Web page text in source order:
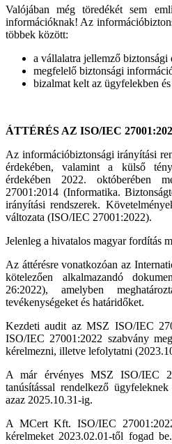
Valójában még töredékét sem
információknak! Az
többek között:
a vállalatra jellemző biztonsági
megfelelő biztonsági
bizalmat kelt az ügyfelekben
ÁTTÉRÉS AZ ISO/IEC
Az információbiztonsági irányítási
érdekében, valamint a külső
érdekében 2022. októberében
27001:2014 (Informatika.
irányítási rendszerek.
változata (ISO/IEC 27001:2022).
Jelenleg a hivatalos magyar fordítás
Az áttérésre vonatkozóan az
kötelezően alkalmazandó
26:2022), amelyben
tevékenységeket és határidőket.
Kezdeti audit az MSZ ISO/IEC
ISO/IEC 27001:2022 szabvány
kérelmezni, illetve lefolytatni
A már érvényes MSZ ISO/IEC
tanúsítással rendelkező
azaz 2025.10.31-ig.
A MCert Kft. ISO/IEC
kérelmeket 2023.02.01-től fogad